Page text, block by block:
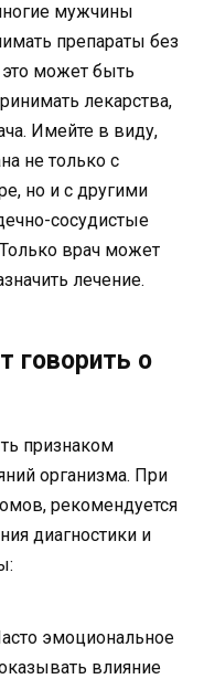
мужчины
препараты без
это может быть
лекарства,
Имейте в виду,
не только с
но и с другими
сосудистые
врач может
лечение.
говорить о
признаком
организма. При
рекомендуется
диагностики и
эмоциональное
влияние